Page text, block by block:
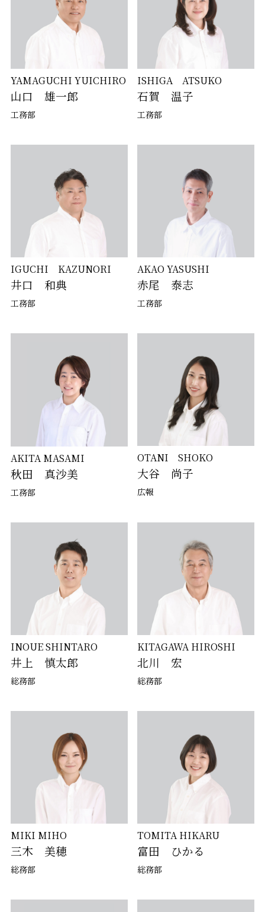
YAMAGUCHI YUICHIRO
山口 雄一郎
工務部
ISHIGA ATSUKO
石賀 温子
工務部
IGUCHI KAZUNORI
井口 和典
工務部
AKAO YASUSHI
赤尾 泰志
工務部
AKITA MASAMI
秋田 真沙美
工務部
OTANI SHOKO
大谷 尚子
広報
INOUE SHINTARO
井上 慎太郎
総務部
KITAGAWA HIROSHI
北川 宏
総務部
MIKI MIHO
三木 美穂
総務部
TOMITA HIKARU
富田 ひかる
総務部